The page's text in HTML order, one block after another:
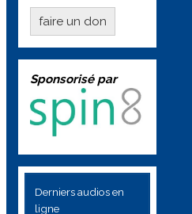
faire un don
Sponsorisé par
Derniers audios en
ligne